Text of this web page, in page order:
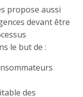
propose aussi
devant être
le but de :
des